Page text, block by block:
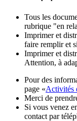
Tous les
rubrique "en
Imprimer et
faire remplir et
Imprimer et
Attention, à
Pour des
page «Activités
Merci de
Si vous venez
contact par